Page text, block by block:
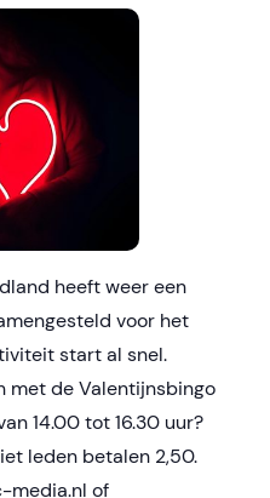
heeft weer een
voor het
start al snel.
met de Valentijnsbingo
14.00 tot 16.30 uur?
leden betalen 2,50.
media.nl of